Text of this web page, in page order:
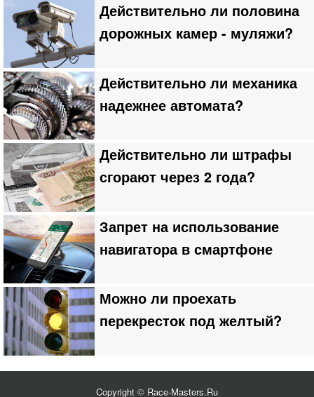
Действительно ли половина
дорожных камер - муляжи?
Действительно ли механика
надежнее автомата?
Действительно ли штрафы
сгорают через 2 года?
Запрет на использование
навигатора в смартфоне
Можно ли проехать
перекресток под желтый?
Copyright © Race-Masters.Ru